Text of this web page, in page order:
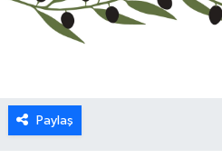
Paylaş
GÜNDEM